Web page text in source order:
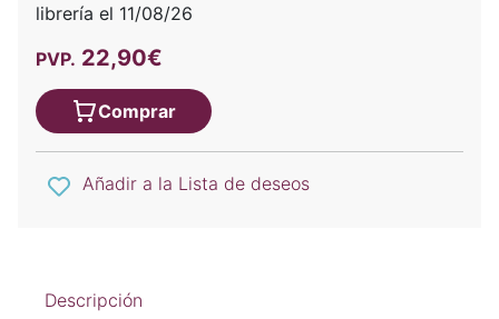
librería el 11/08/26
PVP. 22,90€
Comprar
Añadir a la Lista de deseos
Descripción